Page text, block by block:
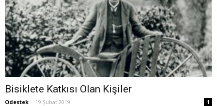
Bisiklete Katkısı Olan Kişiler
Odestek - 19 Şubat 2019 1